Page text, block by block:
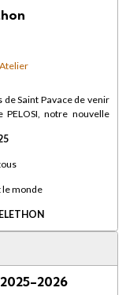
Saint Pavace de venir
notre nouvelle
le monde
2026